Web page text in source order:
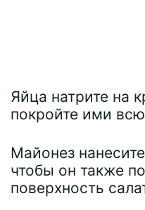
Яйца натрите на
покройте ими
Майонез
чтобы он также
поверхность